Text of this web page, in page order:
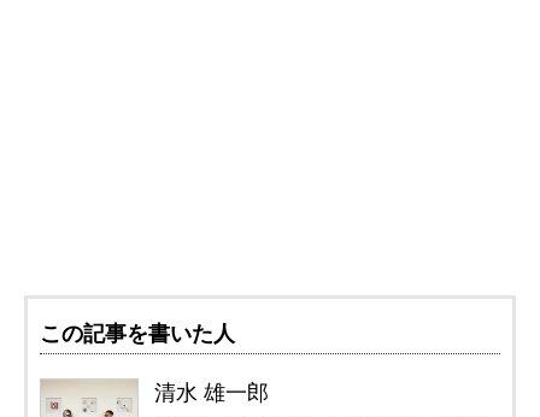
この記事を書いた人
清水 雄一郎